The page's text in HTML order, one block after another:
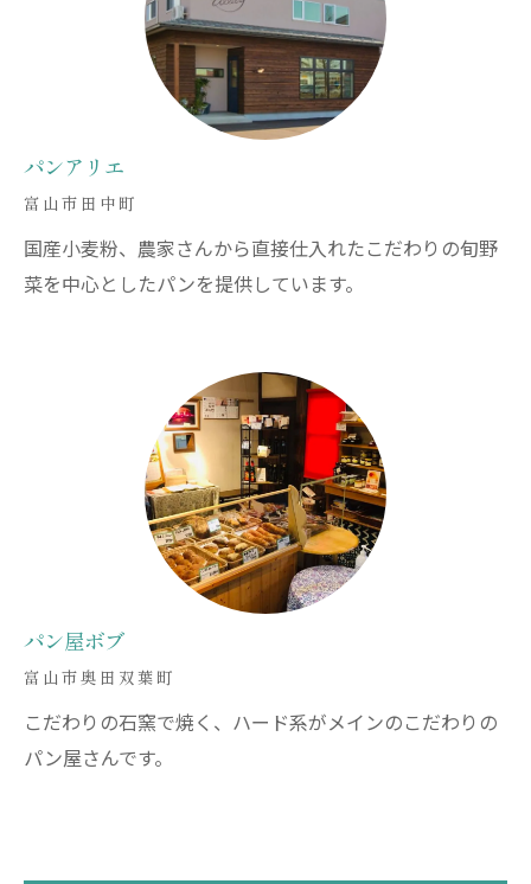
パンアリエ
富山市田中町
国産小麦粉、農家さんから直接仕入れたこだわりの旬野
菜を中心としたパンを提供しています。
パン屋ボブ
富山市奥田双葉町
こだわりの石窯で焼く、ハード系がメインのこだわりの
パン屋さんです。